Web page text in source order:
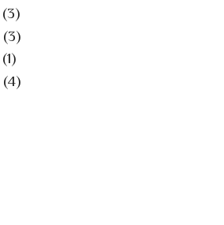
(3)
(3)
(1)
(4)